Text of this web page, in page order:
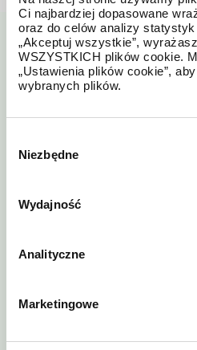
Ci najbardziej dopasowane
oraz do celów analizy
„Akceptuj wszystkie”,
WSZYSTKICH plików cookie.
„Ustawienia plików cookie”,
wybranych plików.
zgody
Niezbędne
Wydajność
Analityczne
Marketingowe
Zapytaj o
postanowienia